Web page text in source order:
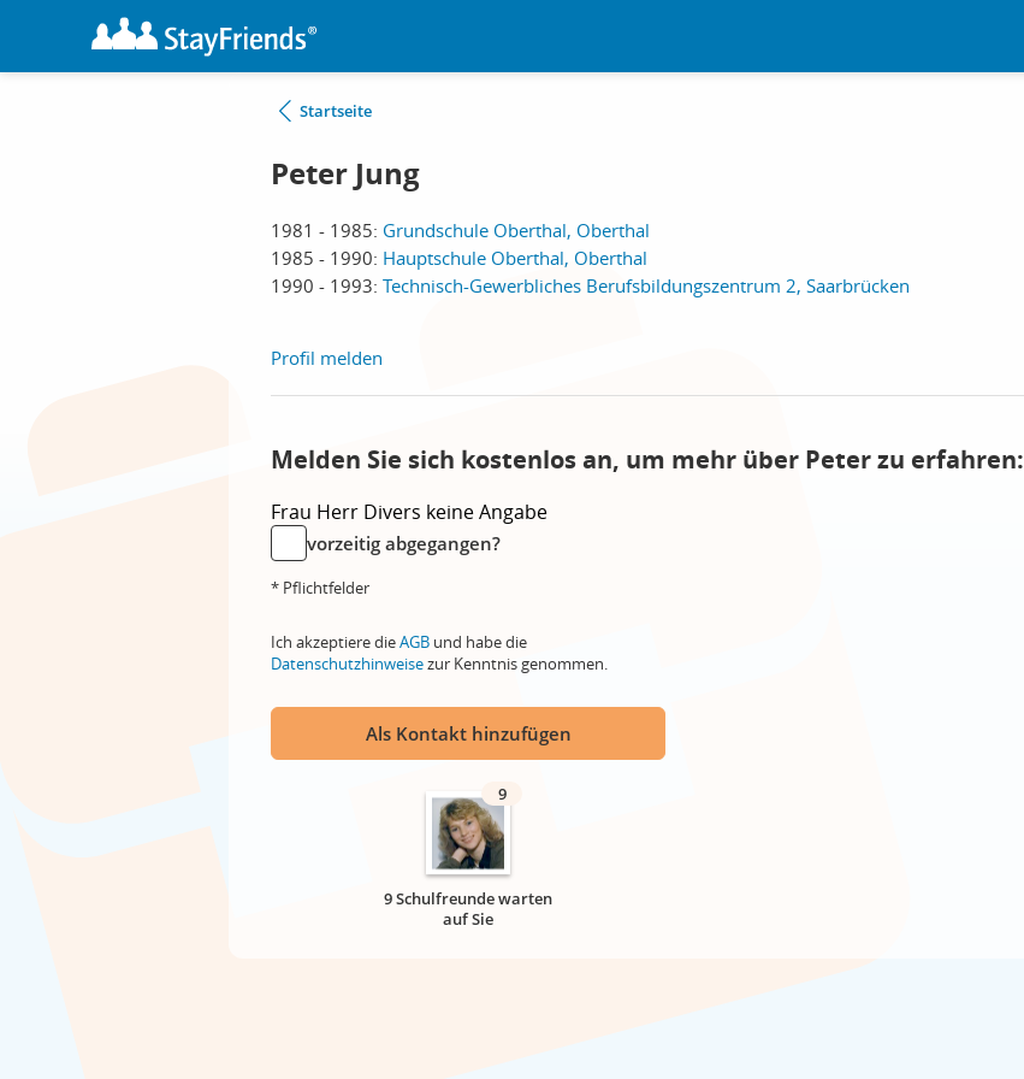
Startseite
Peter Jung
1981 - 1985: Grundschule Oberthal, Oberthal
1985 - 1990: Hauptschule Oberthal, Oberthal
1990 - 1993: Technisch-Gewerbliches Berufsbildungszentrum 2, Saarbrücken
Profil melden
Melden Sie sich kostenlos an, um mehr über Peter zu erfahren:
Frau Herr Divers keine Angabe
vorzeitig abgegangen?
* Pflichtfelder
Ich akzeptiere dieAGB und habe die
Datenschutzhinweisezur Kenntnis genommen.
Als Kontakt hinzufügen
9
9 Schulfreunde warten
auf Sie